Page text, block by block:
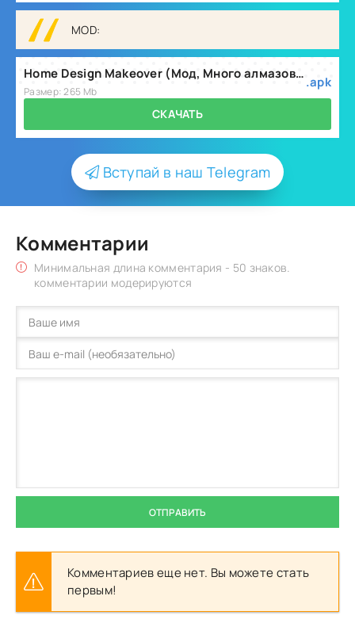
MOD:
Home Design Makeover (Мод, Много алмазов) v6.8.5g
Размер: 265 Mb
.apk
СКАЧАТЬ
Вступай в наш Telegram
Комментарии
Минимальная длина комментария - 50 знаков.
комментарии модерируются
ОТПРАВИТЬ
Комментариев еще нет. Вы можете стать
первым!